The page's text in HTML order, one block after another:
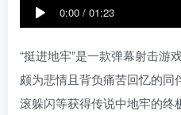
0:00 / 01:23
“挺进地牢”是一款弹幕射击游
颇为悲情且背负痛苦回忆的
滚躲闪等获得传说中地牢的终